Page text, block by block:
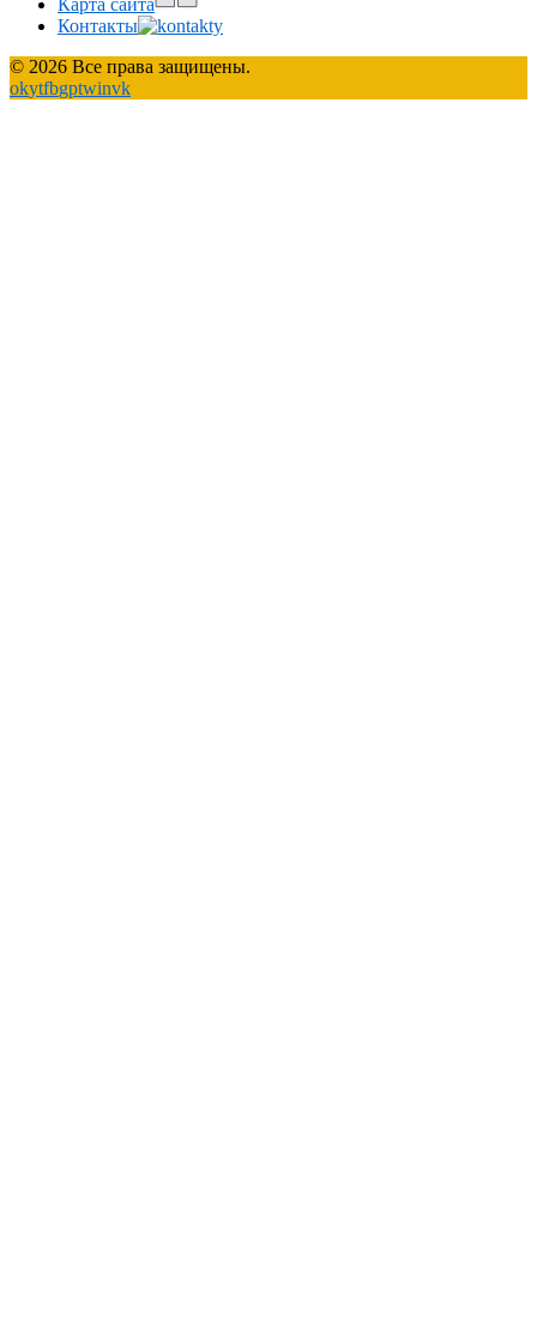
Карта сайта
Контакты
© 2026 Все права защищены.
okytfbgptwinvk